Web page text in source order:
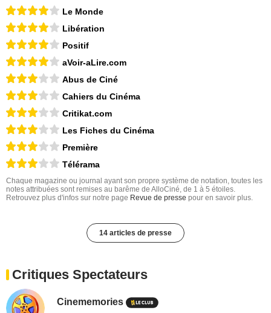
Le Monde
Libération
Positif
aVoir-aLire.com
Abus de Ciné
Cahiers du Cinéma
Critikat.com
Les Fiches du Cinéma
Première
Télérama
Chaque magazine ou journal ayant son propre système de notation, toutes les
notes attribuées sont remises au barême de AlloCiné, de 1 à 5 étoiles.
Retrouvez plus d'infos sur notre page Revue de presse pour en savoir plus.
14 articles de presse
Critiques Spectateurs
Cinememories